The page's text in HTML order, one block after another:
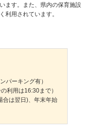
ます。また、県内の保育施設
利用されています。
パーキング有）
利用は16:30まで）
合は翌日)、年末年始